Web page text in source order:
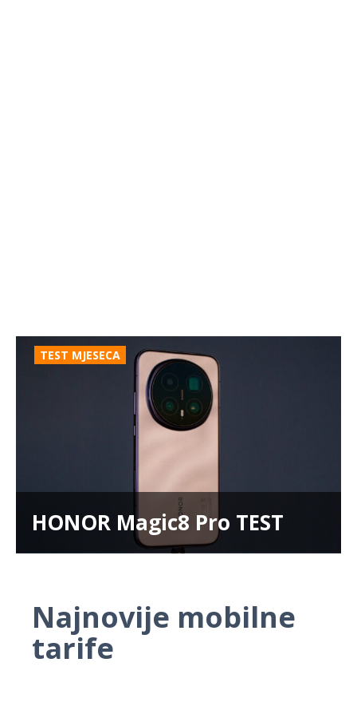
TEST MJESECA
HONOR Magic8 Pro TEST
Najnovije mobilne
tarife